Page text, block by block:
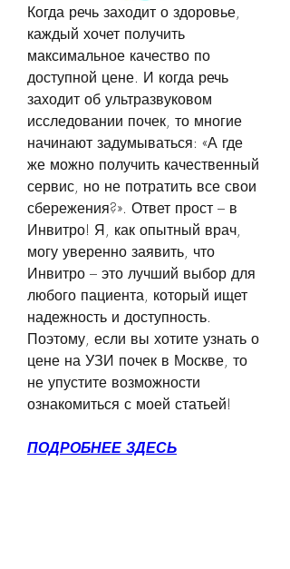
Когда речь заходит о здоровье,
каждый хочет получить
максимальное качество по
доступной цене. И когда речь
заходит об ультразвуковом
исследовании почек, то многие
начинают задумываться: «А где
же можно получить качественный
сервис, но не потратить все свои
сбережения?». Ответ прост – в
Инвитро! Я, как опытный врач,
могу уверенно заявить, что
Инвитро – это лучший выбор для
любого пациента, который ищет
надежность и доступность.
Поэтому, если вы хотите узнать о
цене на УЗИ почек в Москве, то
не упустите возможности
ознакомиться с моей статьей!
ПОДРОБНЕЕ ЗДЕСЬ